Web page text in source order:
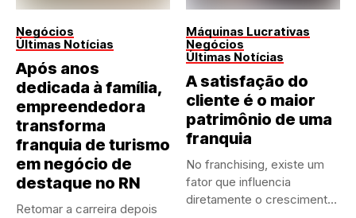
Negócios
Últimas Notícias
Após anos
dedicada à família,
empreendedora
transforma
franquia de turismo
em negócio de
destaque no RN
Retomar a carreira depois
Máquinas Lucrativas
Negócios
Últimas Notícias
A satisfação do
cliente é o maior
patrimônio de uma
franquia
No franchising, existe um
fator que influencia
diretamente o crescimento